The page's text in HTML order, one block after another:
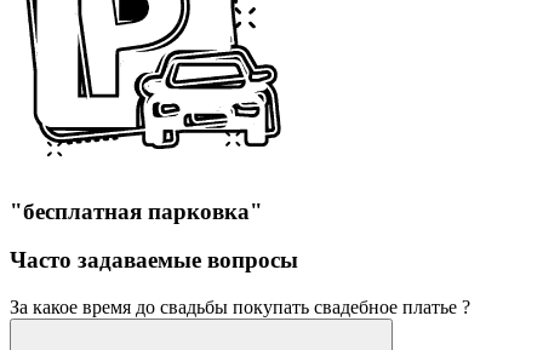
"бесплатная парковка"
Часто задаваемые вопросы
За какое время до свадьбы покупать свадебное платье ?